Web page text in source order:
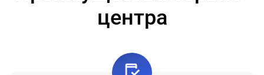
центра